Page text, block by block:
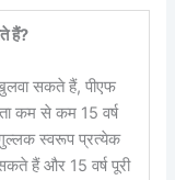
हैं?
सकते हैं, पीएफ
कम से कम 15 वर्ष
स्वरूप प्रत्येक
हैं और 15 वर्ष पूरी